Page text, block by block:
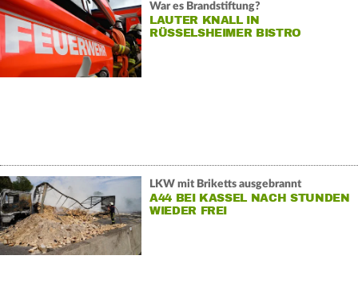
War es Brandstiftung?
LAUTER KNALL IN
RÜSSELSHEIMER BISTRO
LKW mit Briketts ausgebrannt
A44 BEI KASSEL NACH STUNDEN
WIEDER FREI